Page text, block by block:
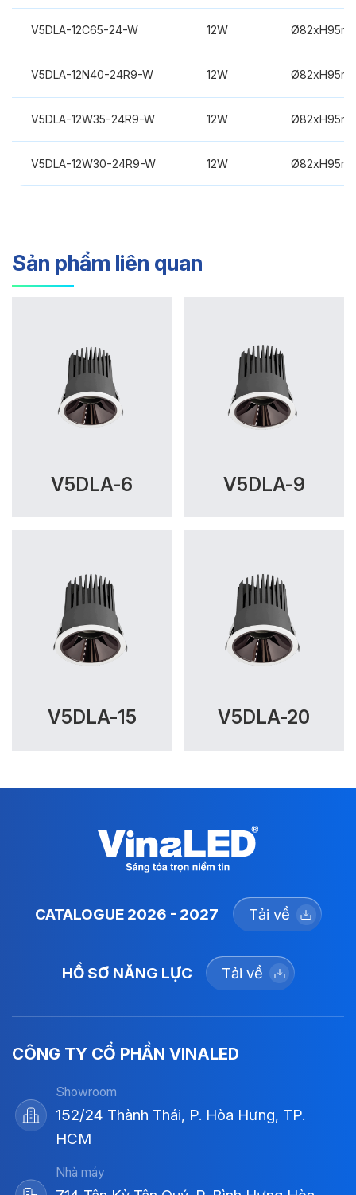
V5DLA-12C65-24-W 12W
V5DLA-12N40-24R9-W 12W
V5DLA-12W35-24R9-W 12W
V5DLA-12W30-24R9-W 12W
Sản phẩm liên quan
V5DLA-6 V5DLA-9
V5DLA-15 V5DLA-20
CATALOGUE 2026 - 2027 Tải về
HỒ SƠ NĂNG LỰC Tải về
CÔNG TY CỔ PHẦN VINALED
Showroom
152/24 Thành Thái, P. Hòa Hưng, TP.
HCM
Nhà máy